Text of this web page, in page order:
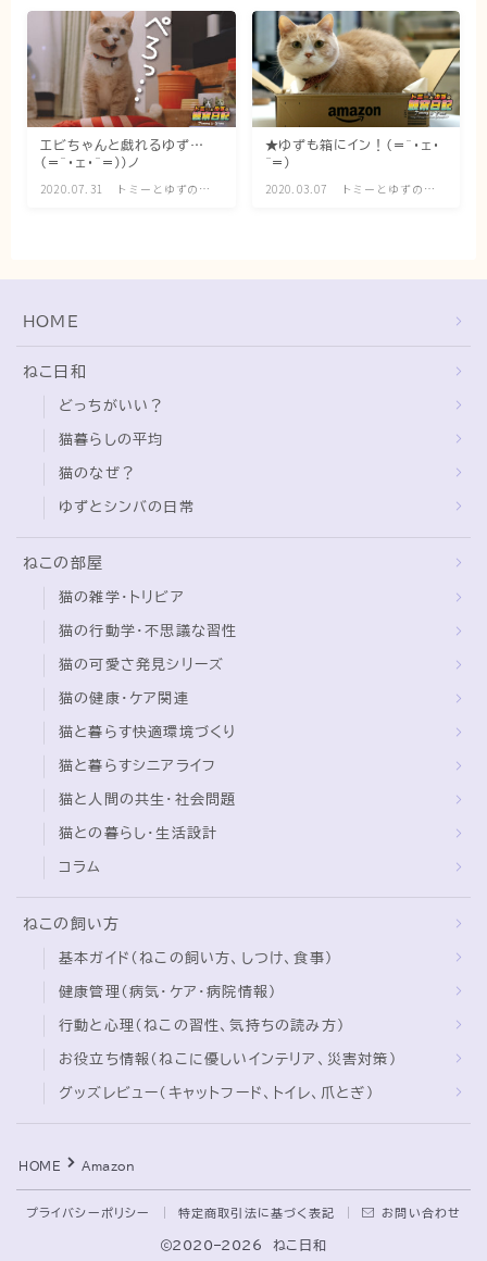
Follow Me
エビちゃんと戯れるゆず…
(=^・ェ・^=))ノ
2020.07.31
トミーとゆずの観
★ゆずも箱にイン！(=^・ェ・
^=)
2020.03.07
トミーとゆずの観
HOME
ねこ日和
どっちがいい？
猫暮らしの平均
猫のなぜ？
ゆずとシンバの日常
ねこの部屋
猫の雑学・トリビア
猫の行動学・不思議な習性
猫の可愛さ発見シリーズ
猫の健康・ケア関連
猫と暮らす快適環境づくり
猫と暮らすシニアライフ
猫と人間の共生・社会問題
猫との暮らし・生活設計
コラム
ねこの飼い方
基本ガイド（ねこの飼い方、しつけ、食事）
健康管理（病気・ケア・病院情報）
行動と心理（ねこの習性、気持ちの読み方）
お役立ち情報（ねこに優しいインテリア、災害対策）
グッズレビュー（キャットフード、トイレ、爪とぎ）
HOME Amazon
プライバシーポリシー 特定商取引法に基づく表記 お問い合わせ
2020–2026 ねこ日和